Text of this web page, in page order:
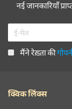
नई जानकारियाँ
मैंने रेख़्ता की
क्विक लिंक्स